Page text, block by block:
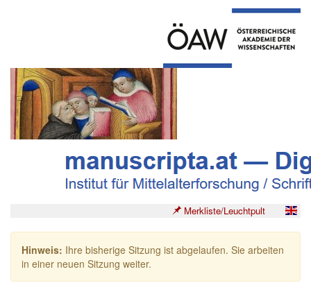
Merkliste/Leuchtpult
Hinweis: Ihre bisherige Sitzung ist abgelaufen. Sie arbeiten
in einer neuen Sitzung weiter.